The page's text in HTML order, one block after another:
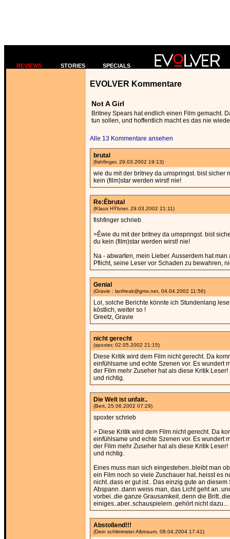
REVIEWS STORIES SPECIALS
EVOLVER Kommentare
Not A Girl
Britney Spears hat endlich einen Film gemacht.
tun sollen, und hoffentlich macht es das nie
Alle 13 Kommentare ansehen
brutal
(fishfinger, 29.03.2002 19:13)
wie du mit der britney da umspringst. bist sicher
kein (film)star werden wirst! nie!
Re:Êbrutal
(Klaus HŸbner, 29.03.2002 21:11)
fishfinger schrieb
>Êwie du mit der britney da umspringst. bist
du kein (film)star werden wirst! nie!
Na - abwarten, mein Lieber. Ausserdem hat man
Pflicht, seine Leser vor Schaden zu bewahren,
Genial
(Gravie : lanfreak@gmx.net, 04.04.2002 11:56)
Lol, solche Berichte könnte ich Stundenlang
köstlich, weiter so !
Greetz, Gravie
nicht gerecht
(spoxter, 02.05.2002 21:15)
Diese Kritik wird dem Film nicht gerecht. Da
einfühlsame und echte Szenen vor. Es wundert
der Film mehr Zuseher hat als diese Kritik Leser!
und richtig.
Die Welt ist unfair..
(Bert, 25.06.2002 07:29)
spoxter schrieb
> Diese Kritik wird dem Film nicht gerecht. Da
einfühlsame und echte Szenen vor. Es wundert
der Film mehr Zuseher hat als diese Kritik Leser!
und richtig.
Eines muss man sich eingestehen..bleibt man
ein Film noch so viele Zuschauer hat..heisst es
nicht..dass er gut ist.. Das einzig gute an diesem
Abspann..dann weiss man, das Licht geht
vorbei..die ganze Grausamkeit..denn die
einiges..aber..schauspielern..gehört nicht dazu...
Abstoßend!!!
(Dein schlimmster Albtraum, 08.04.2004 17:41)